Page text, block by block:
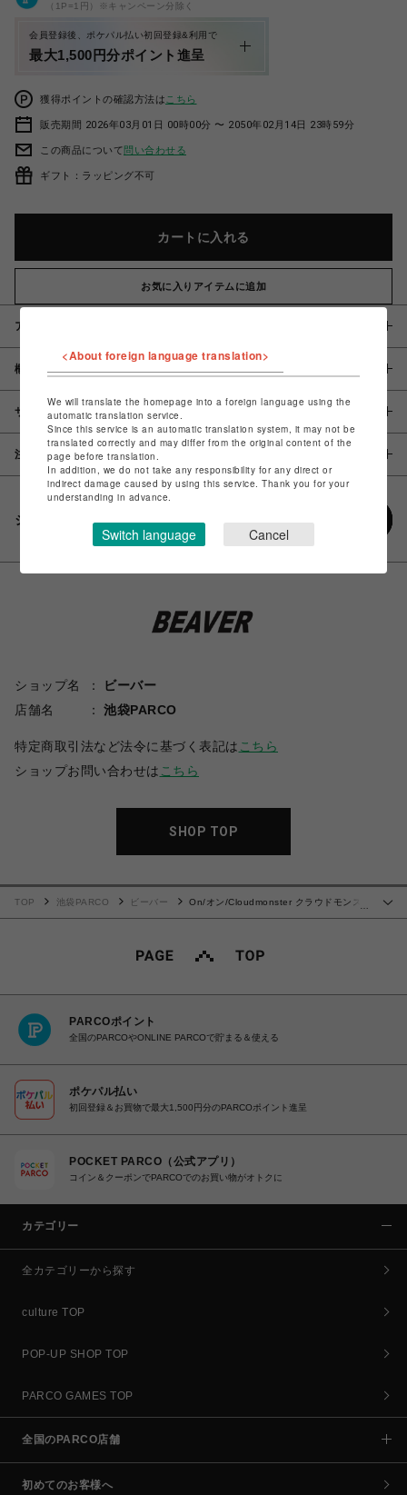
（1P=1円）※キャンペーン分除く
会員登録後、ポケパル払い初回登録&利用で
最大1,500円分ポイント進呈
獲得ポイントの確認方法は こちら
販売期間 2026年03月01日 00時00分 〜 2050年02月14日 23時59分
この商品について問い合わせる
ギフト：ラッピング不可
カートに入れる
お気に入りアイテムに追加
アイテム説明 / 素材
概要
サイズ
注意事項
シェアする
ショップ名
ビーバー
店舗名
池袋PARCO
特定商取引法など法令に基づく表記は こちら
ショップお問い合わせは こちら
SHOP TOP
TOP 池袋PARCO ビーバー
On/オン/Cloudmonster クラウドモンス
PARCOポイント
全国のPARCOやONLINE PARCOで貯まる＆使える
ポケパル払い
初回登録＆お買物で最大1,500円分のPARCOポイント進呈
POCKET PARCO（公式アプリ）
コイン＆クーポンでPARCOでのお買い物がオトクに
カテゴリー
全カテゴリーから探す
culture TOP
POP-UP SHOP TOP
PARCO GAMES TOP
全国のPARCO店舗
初めてのお客様へ
<About foreign language translation>
We will translate the homepage into a foreign language using the
automatic translation service.
Since this service is an automatic translation system, it may not be
translated correctly and may differ from the original content of the
page before translation.
In addition, we do not take any responsibility for any direct or
indirect damage caused by using this service. Thank you for your
understanding in advance.
Switch language Cancel